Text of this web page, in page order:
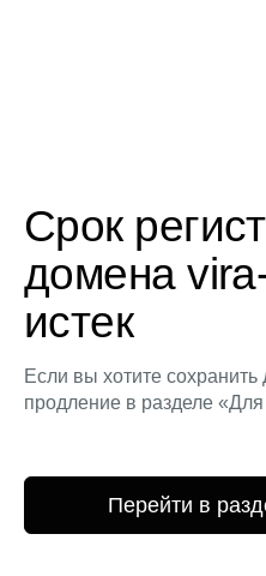
Срок
домена
истек
Если вы хотите
продление в разделе «Для
Перейти в